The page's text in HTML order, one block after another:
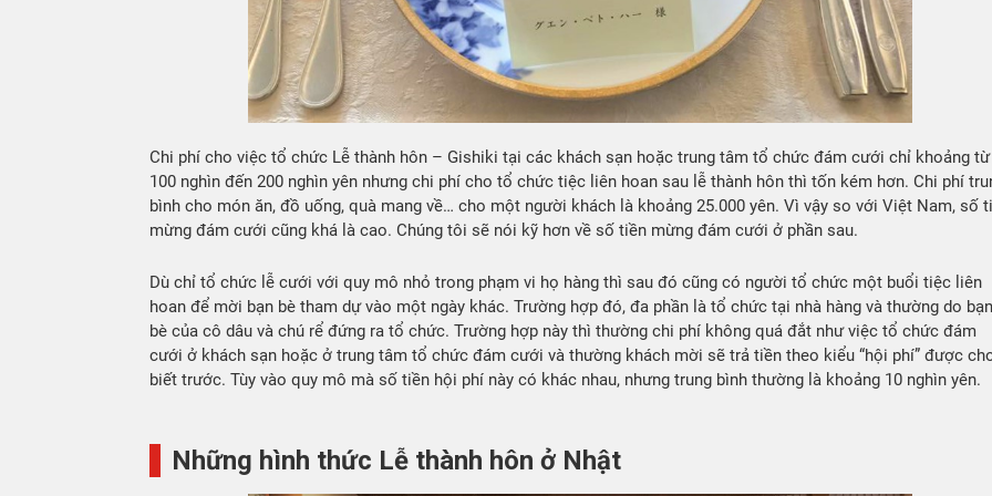
Chi phí cho việc tổ chức Lễ thành hôn – Gishiki tại các khách sạn hoặc trung tâm tổ chức đám cưới chỉ khoảng từ
100 nghìn đến 200 nghìn yên nhưng chi phí cho tổ chức tiệc liên hoan sau lễ thành hôn thì tốn kém hơn. Chi phí
bình cho món ăn, đồ uống, quà mang về… cho một người khách là khoảng 25.000 yên. Vì vậy so với Việt Nam, số
mừng đám cưới cũng khá là cao. Chúng tôi sẽ nói kỹ hơn về số tiền mừng đám cưới ở phần sau.
Dù chỉ tổ chức lễ cưới với quy mô nhỏ trong phạm vi họ hàng thì sau đó cũng có người tổ chức một buổi tiệc liên
hoan để mời bạn bè tham dự vào một ngày khác. Trường hợp đó, đa phần là tổ chức tại nhà hàng và thường do bạn
bè của cô dâu và chú rể đứng ra tổ chức. Trường hợp này thì thường chi phí không quá đắt như việc tổ chức đám
cưới ở khách sạn hoặc ở trung tâm tổ chức đám cưới và thường khách mời sẽ trả tiền theo kiểu “hội phí” được
biết trước. Tùy vào quy mô mà số tiền hội phí này có khác nhau, nhưng trung bình thường là khoảng 10 nghìn yên.
Những hình thức Lễ thành hôn ở Nhật